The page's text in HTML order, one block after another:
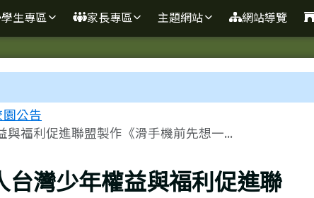
學生專區 家長專區 主題網站 網站導覽
園公告
與福利促進聯盟製作《滑手機前先想一...
台灣少年權益與福利促進聯